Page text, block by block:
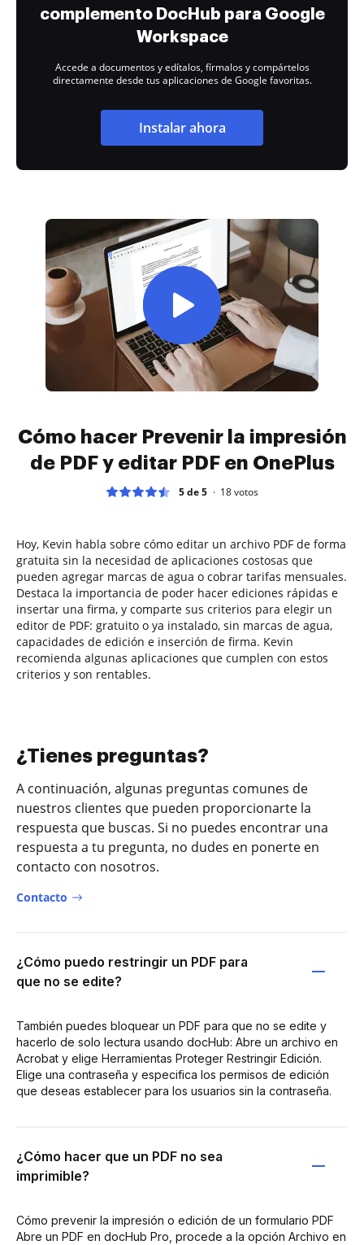
complemento DocHub para Google
Workspace
Accede a documentos y edítalos, fírmalos y compártelos
directamente desde tus aplicaciones de Google favoritas.
Instalar ahora
Cómo hacer Prevenir la impresión
de PDF y editar PDF en OnePlus
5 de 5 18votos
Hoy, Kevin habla sobre cómo editar un archivo PDF de forma
gratuita sin la necesidad de aplicaciones costosas que
pueden agregar marcas de agua o cobrar tarifas mensuales.
Destaca la importancia de poder hacer ediciones rápidas e
insertar una firma, y comparte sus criterios para elegir un
editor de PDF: gratuito o ya instalado, sin marcas de agua,
capacidades de edición e inserción de firma. Kevin
recomienda algunas aplicaciones que cumplen con estos
criterios y son rentables.
¿Tienes preguntas?
A continuación, algunas preguntas comunes de
nuestros clientes que pueden proporcionarte la
respuesta que buscas. Si no puedes encontrar una
respuesta a tu pregunta, no dudes en ponerte en
contacto con nosotros.
Contacto
¿Cómo puedo restringir un PDF para
que no se edite?
También puedes bloquear un PDF para que no se edite y
hacerlo de solo lectura usando docHub: Abre un archivo en
Acrobat y elige Herramientas Proteger Restringir Edición.
Elige una contraseña y especifica los permisos de edición
que deseas establecer para los usuarios sin la contraseña.
¿Cómo hacer que un PDF no sea
imprimible?
Cómo prevenir la impresión o edición de un formulario PDF
Abre un PDF en docHub Pro, procede a la opción Archivo en